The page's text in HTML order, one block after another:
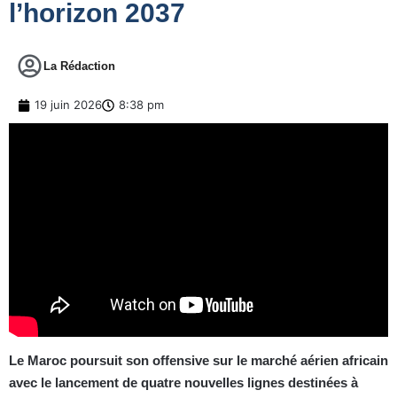
l’horizon 2037
La Rédaction
19 juin 2026 8:38 pm
Le Maroc poursuit son offensive sur le marché aérien africain
avec le lancement de quatre nouvelles lignes destinées à